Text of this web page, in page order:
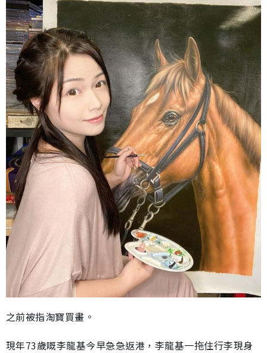
之前被指淘寶買畫。
現年73歲嘅李龍基今早急急返港，李龍基一拖住行李現身